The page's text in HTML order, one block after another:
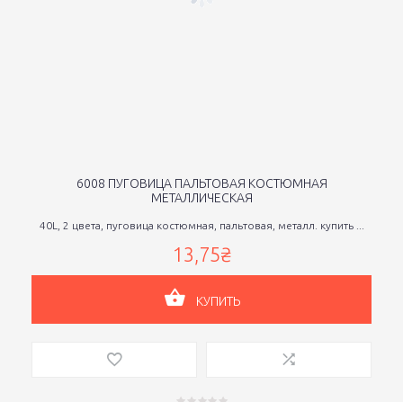
6008 ПУГОВИЦА ПАЛЬТОВАЯ КОСТЮМНАЯ
МЕТАЛЛИЧЕСКАЯ
40L, 2 цвета, пуговица костюмная, пальтовая, металл. купить ...
13,75₴
КУПИТЬ